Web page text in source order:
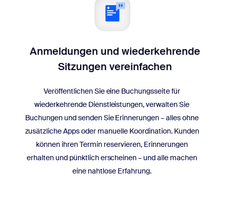
Anmeldungen und wiederkehrende
Sitzungen vereinfachen
Veröffentlichen Sie eine Buchungsseite für
wiederkehrende Dienstleistungen, verwalten Sie
Buchungen und senden Sie Erinnerungen – alles ohne
zusätzliche Apps oder manuelle Koordination. Kunden
können ihren Termin reservieren, Erinnerungen
erhalten und pünktlich erscheinen – und alle machen
eine nahtlose Erfahrung.